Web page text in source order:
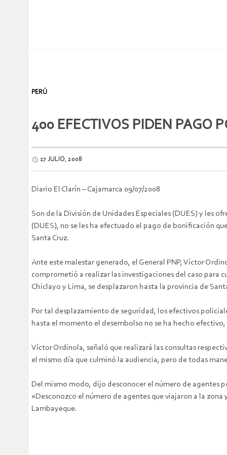
PERÚ
400 EFECTIVOS PIDEN PAGO
17 JULIO, 2008
Diario El Clarín – Cajamarca 09/07/2008
Son de la División de Unidades Especiales (DUES) y les
(DUES), no se les ha efectuado el pago de bonificación
Santa Cruz.
Ante este malestar generado, el General PNP, Víctor
comprometió a realizar las investigaciones del caso para
Chiclayo y Lima, se desplazaron hasta la provincia de
Por tal desplazamiento de seguridad, los efectivos
hasta el momento el desembolso no se ha hecho
Víctor Ordinola, señaló que realizará las consultas
el mismo día que culminó la audiencia, pero de todas
Del mismo modo, dijo desconocer el número de agentes
«Desconozco el número de agentes que viajaron a la
Lambayeque.